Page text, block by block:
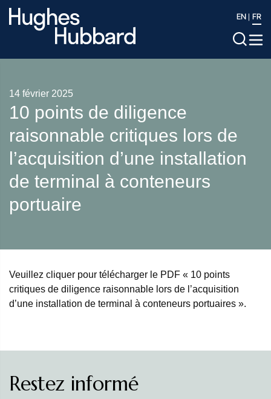
EN FR
14 février 2025
10 points de diligence
raisonnable critiques lors de
l’acquisition d’une installation
de terminal à conteneurs
portuaire
Veuillez cliquer pour télécharger le PDF « 10 points
critiques de diligence raisonnable lors de l’acquisition
d’une installation de terminal à conteneurs portuaires ».
Restez informé